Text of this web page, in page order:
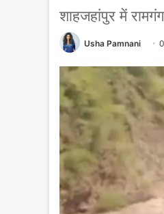
शाहजहांपुर में
Usha Pamnani